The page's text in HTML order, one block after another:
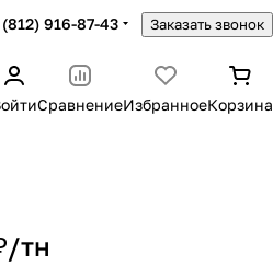
(812) 916-87-43 Заказать звонок
СравнениеИзбранноеКорзина
тн